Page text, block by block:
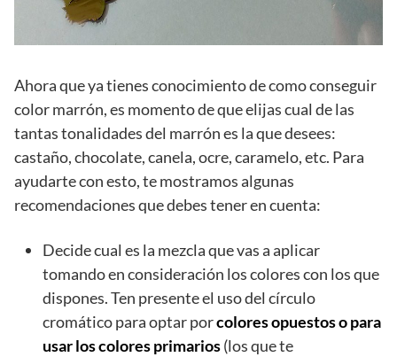
Ahora que ya tienes conocimiento de como conseguir
color marrón, es momento de que elijas cual de las
tantas tonalidades del marrón es la que desees:
castaño, chocolate, canela, ocre, caramelo, etc. Para
ayudarte con esto, te mostramos algunas
recomendaciones que debes tener en cuenta:
Decide cual es la mezcla que vas a aplicar
tomando en consideración los colores con los que
dispones. Ten presente el uso del círculo
cromático para optar porcolores opuestos o para
usar los colores primarios(los que te